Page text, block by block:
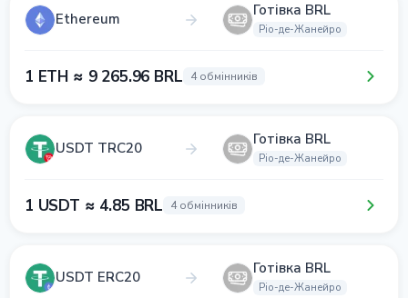
Ethereum Готівка BRL
Ріо-де-Жанейро
1 ETH ≈ 9 265.96 BRL 4 обмінників
USDT TRC20 Готівка BRL
Ріо-де-Жанейро
1 USDT ≈ 4.85 BRL 4 обмінників
USDT ERC20 Готівка BRL
Ріо-де-Жанейро